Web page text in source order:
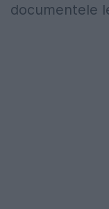
documentele